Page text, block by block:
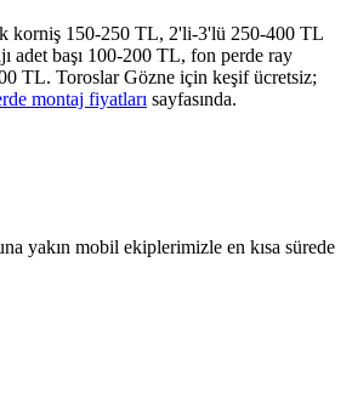
korniş 150-250 TL, 2'li-3'lü 250-400 TL
adet başı 100-200 TL, fon perde ray
TL. Toroslar Gözne için keşif ücretsiz;
montaj fiyatları sayfasında.
yakın mobil ekiplerimizle en kısa sürede